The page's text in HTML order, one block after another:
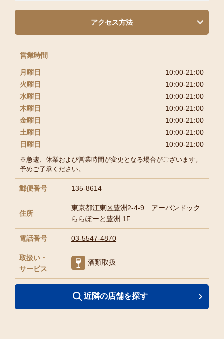
営業時間
月曜日
10:00-21:00
火曜日
10:00-21:00
水曜日
10:00-21:00
木曜日
10:00-21:00
金曜日
10:00-21:00
土曜日
10:00-21:00
日曜日
10:00-21:00
※急遽、休業および営業時間が変更となる場合がございます。
予めご了承ください。
郵便番号 135-8614
住所
東京都江東区豊洲2-4-9 アーバンドック
ららぽーと豊洲 1F
電話番号 03-5547-4870
取扱い・
サービス
酒類取扱
アクセス方法